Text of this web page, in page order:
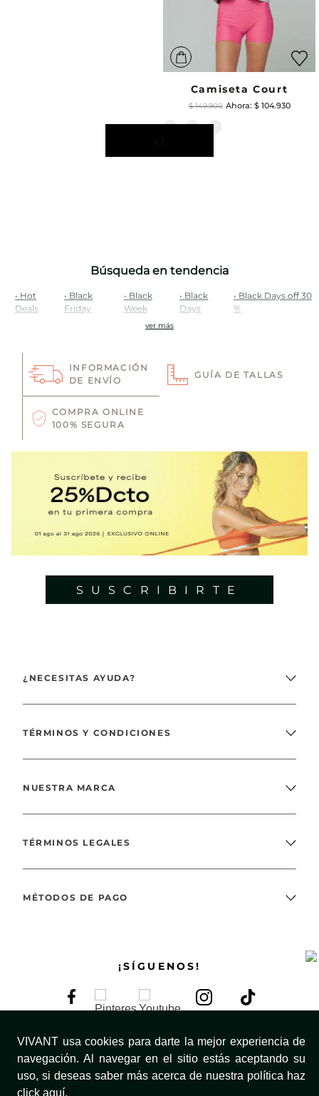
VIVANT usa cookies para darte la mejor experiencia de
navegación. Al navegar en el sitio estás aceptando su
uso, si deseas saber más acerca de nuestra política haz
click aquí.
Camiseta Court
$ 149.900 $ 104.930
Búsqueda en tendencia
• Hot
Deals
• Black
Friday
• Black
Week
• Black
Days
• Black Days off 30
%
ver más
INFORMACIÓN
DE ENVÍO
GUÍA DE TALLAS
COMPRA ONLINE
100% SEGURA
SUSCRIBIRTE
¿NECESITAS AYUDA?
TÉRMINOS Y CONDICIONES
NUESTRA MARCA
TÉRMINOS LEGALES
MÉTODOS DE PAGO
¡SÍGUENOS!